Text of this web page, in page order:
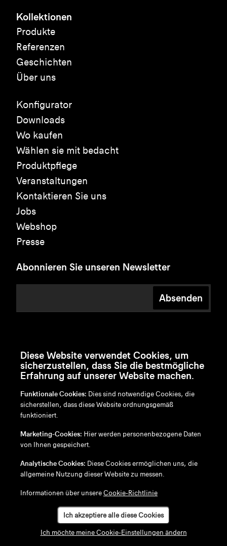
Kollektionen
Produkte
Referenzen
Geschichten
Über uns
Konfigurator
Downloads
Wo kaufen
Wählen sie mit bedacht
Produktpflege
Veranstaltungen
Kontaktieren Sie uns
Jobs
Webshop
Presse
Abonnieren Sie unseren Newsletter
Absenden
en/nl/fr/de
Disclaimer
Cookie-Richtlinie
Diese Website verwendet Cookies, um
sicherzustellen, dass Sie die bestmögliche
Erfahrung auf unserer Website machen.
Funktionale Cookies: Dies sind notwendige Cookies, die
sicherstellen, dass diese Website ordnungsgemäß
funktioniert.
Marketing-Cookies: Hier werden personenbezogene Daten
von Ihnen gespeichert.
Analytische Cookies: Diese Cookies ermöglichen uns, die
allgemeine Nutzung dieser Website zu messen.
Informationen über unsereCookie-Richtlinie
Ich akzeptiere alle diese Cookies
Ich möchte meine Cookie-Einstellungen ändern
Konfigurieren Sie Ihr/e/en Tiki Tresenhocker